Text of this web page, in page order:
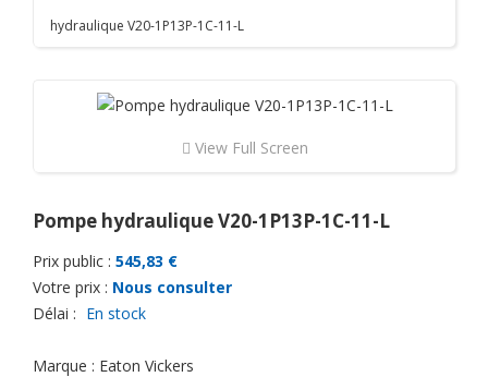
hydraulique V20-1P13P-1C-11-L
View Full Screen
Pompe hydraulique V20-1P13P-1C-11-L
Prix public : 545,83 €
Votre prix : Nous consulter
Délai : En stock
Marque : Eaton Vickers